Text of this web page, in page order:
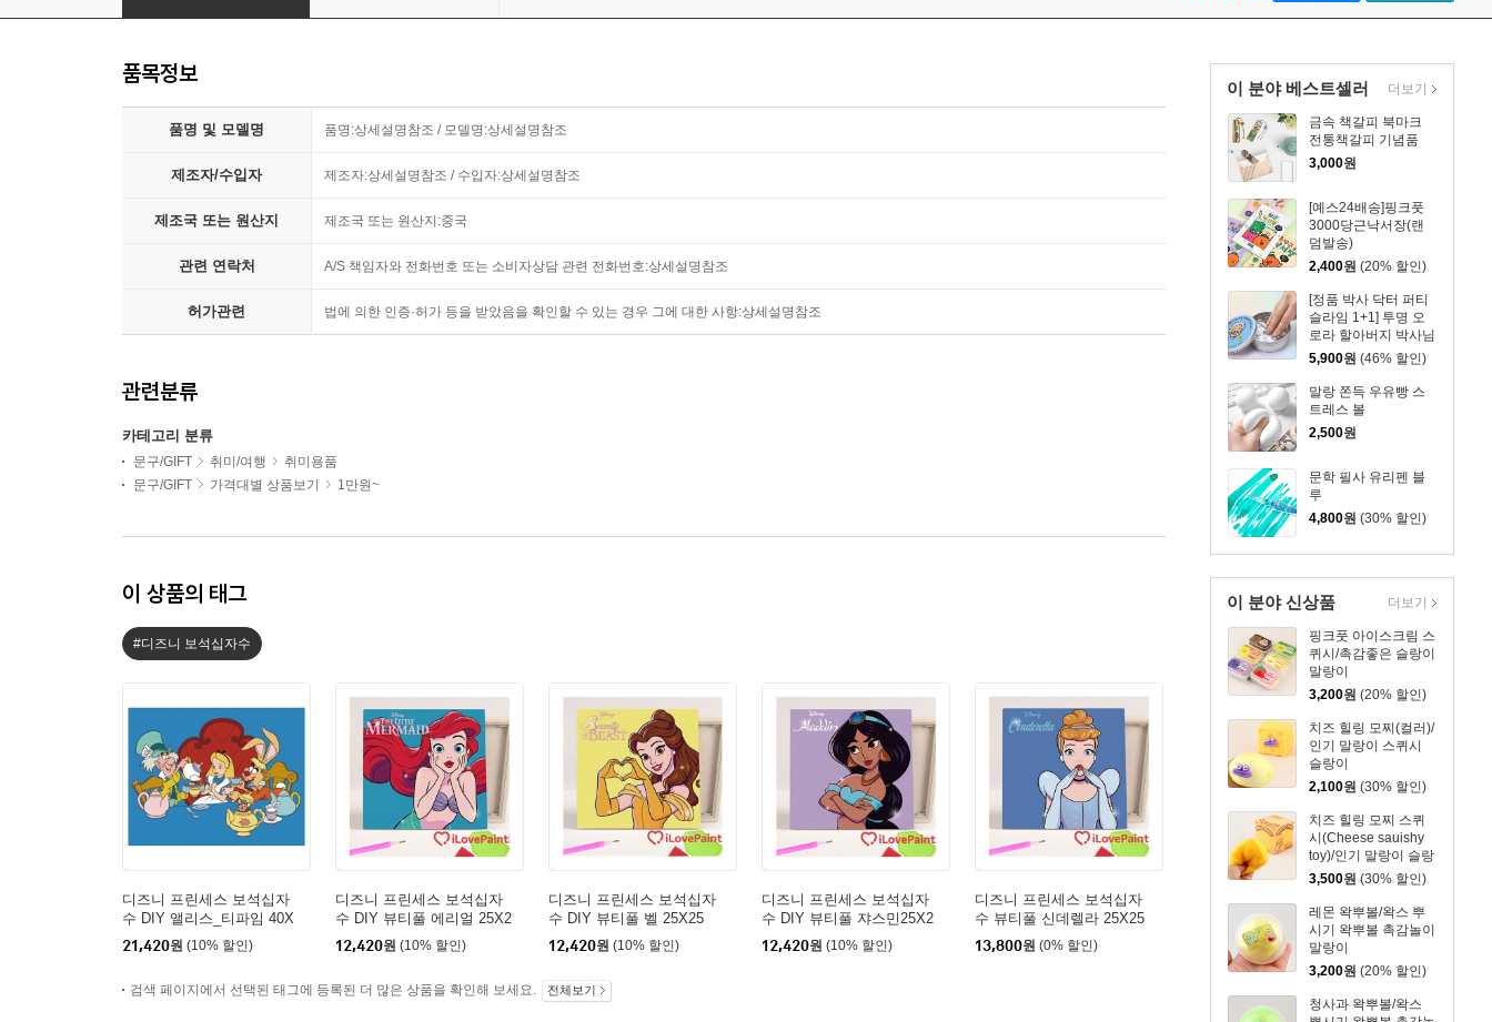
이 분야 베스트셀러
금속 책갈피 북마크
전통책갈피 기념품
3,000원
[예스24배송]핑크풋
3000당근낙서장(랜
덤발송)
2,400원 (20% 할인)
[정품 박사 닥터 퍼티
슬라임 1+1] 투명 오
로라 할아버지 박사님
클리어 말랑이 슬랑이
묻는 스퀴시
5,900원 (46% 할인)
말랑 쫀득 우유빵 스
트레스 볼
2,500원
문학 필사 유리펜 블
루
4,800원 (30% 할인)
더보기
이 분야 신상품
핑크풋 아이스크림 스
퀴시/촉감좋은 슬랑이
말랑이
3,200원 (20% 할인)
치즈 힐링 모찌(컬러)/
인기 말랑이 스퀴시
슬랑이
2,100원 (30% 할인)
치즈 힐링 모찌 스퀴
시(Cheese sauishy
toy)/인기 말랑이 슬랑
이
3,500원 (30% 할인)
레몬 왁뿌볼/왁스 뿌
시기 왁뿌볼 촉감놀이
말랑이
3,200원 (20% 할인)
청사과 왁뿌볼/왁스
더보기
품목정보
품명 및 모델명 품명:상세설명참조 / 모델명:상세설명참조
제조자/수입자 제조자:상세설명참조 / 수입자:상세설명참조
제조국 또는 원산지 제조국 또는 원산지:중국
관련 연락처 A/S 책임자와 전화번호 또는 소비자상담 관련 전화번호:상세설명참조
허가관련 법에 의한 인증·허가 등을 받았음을 확인할 수 있는 경우 그에 대한 사항:상세설명참조
관련분류
카테고리 분류
문구/GIFT 취미/여행
취미용품
문구/GIFT
가격대별 상품보기 1만원~
이 상품의 태그
#디즈니 보석십자수
디즈니 프린세스 보석십자
수 DIY 앨리스_티파임 40X
50
21,420원 (10% 할인)
디즈니 프린세스 보석십자
수 DIY 뷰티풀 에리얼 25X2
5
12,420원 (10% 할인)
디즈니 프린세스 보석십자
수 DIY 뷰티풀 벨 25X25
12,420원 (10% 할인)
디즈니 프린세스 보석십자
수 DIY 뷰티풀 쟈스민25X2
5
12,420원 (10% 할인)
디즈니 프린세스 보석십자
수 뷰티풀 신데렐라 25X25
13,800원 (0% 할인)
검색 페이지에서 선택된 태그에 등록된 더 많은 상품을 확인해 보세요. 전체보기